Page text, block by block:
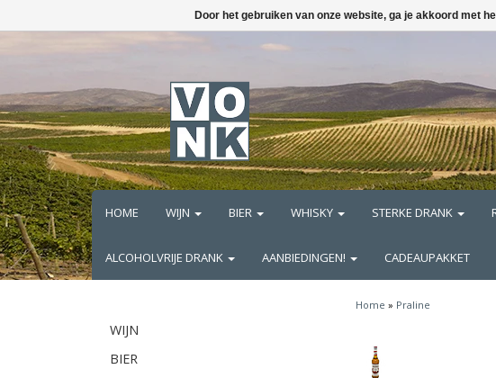
HOME WIJN BIER WHISKY STERKE DRANK
ALCOHOLVRIJE DRANK AANBIEDINGEN! CADEAUPAKKET
WIJN
BIER
Home » Praline
Door het gebruiken van onze website, ga je akkoord met